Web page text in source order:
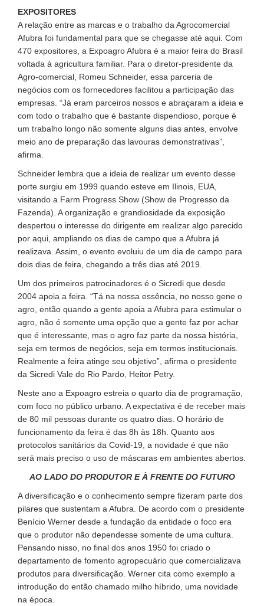
EXPOSITORES
A relação entre as marcas e o trabalho da Agrocomercial
Afubra foi fundamental para que se chegasse até aqui. Com
470 expositores, a Expoagro Afubra é a maior feira do Brasil
voltada à agricultura familiar. Para o diretor-presidente da
Agro-comercial, Romeu Schneider, essa parceria de
negócios com os fornecedores facilitou a participação das
empresas. “Já eram parceiros nossos e abraçaram a ideia e
com todo o trabalho que é bastante dispendioso, porque é
um trabalho longo não somente alguns dias antes, envolve
meio ano de preparação das lavouras demonstrativas”,
afirma.
Schneider lembra que a ideia de realizar um evento desse
porte surgiu em 1999 quando esteve em Ilinois, EUA,
visitando a Farm Progress Show (Show de Progresso da
Fazenda). A organização e grandiosidade da exposição
despertou o interesse do dirigente em realizar algo parecido
por aqui, ampliando os dias de campo que a Afubra já
realizava. Assim, o evento evoluiu de um dia de campo para
dois dias de feira, chegando a três dias até 2019.
Um dos primeiros patrocinadores é o Sicredi que desde
2004 apoia a feira. “Tá na nossa essência, no nosso gene o
agro, então quando a gente apoia a Afubra para estimular o
agro, não é somente uma opção que a gente faz por achar
que é interessante, mas o agro faz parte da nossa história,
seja em termos de negócios, seja em termos institucionais.
Realmente a feira atinge seu objetivo”, afirma o presidente
da Sicredi Vale do Rio Pardo, Heitor Petry.
Neste ano a Expoagro estreia o quarto dia de programação,
com foco no público urbano. A expectativa é de receber mais
de 80 mil pessoas durante os quatro dias. O horário de
funcionamento da feira é das 8h às 18h. Quanto aos
protocolos sanitários da Covid-19, a novidade é que não
será mais preciso o uso de máscaras em ambientes abertos.
AO LADO DO PRODUTOR E À FRENTE DO FUTURO
A diversificação e o conhecimento sempre fizeram parte dos
pilares que sustentam a Afubra. De acordo com o presidente
Benício Werner desde a fundação da entidade o foco era
que o produtor não dependesse somente de uma cultura.
Pensando nisso, no final dos anos 1950 foi criado o
departamento de fomento agropecuário que comercializava
produtos para diversificação. Werner cita como exemplo a
introdução do então chamado milho híbrido, uma novidade
na época.